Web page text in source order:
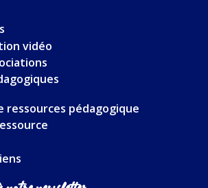
vidéo
ressources pédagogique